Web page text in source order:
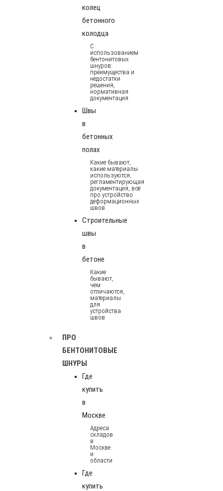
колец
бетонного
колодца
С
использованием
бентонитовых
шнуров:
преимущества и
недостатки
решения,
нормативная
документация
Швы
в
бетонных
полах
Какие бывают,
какие материалы
используются,
регламентирующая
документация, всё
про устройство
деформационных
швов
Строительные
швы
в
бетоне
Какие
бывают,
чем
отличаются,
материалы
для
устройства
швов
ПРО
БЕНТОНИТОВЫЕ
ШНУРЫ
Где
купить
в
Москве
Адреса
складов
в
Москве
и
области
Где
купить